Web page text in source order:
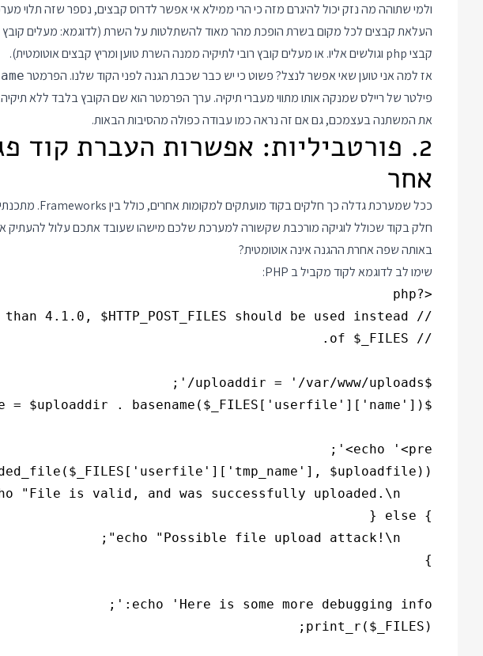
ולמי שתוהה מה נזק יכול להיגרם מזה כי הרי ממילא אי אפשר לדרוס קבצים, נספר שזה תלוי
קבצי php וגולשים אליו. או מעלים קובץ רובי לתיקיה ממנה השרת טוען ומריץ קבצים אוטומטית).
אז למה אני טוען שאי אפשר לנצל? פשוט כי יש כבר שכבת הגנה לפני הקוד שלנו. הפרמטר
פילטר של ריילס שמנקה אותו מתווי מעברי תיקיה. ערך הפרמטר הוא שם הקובץ בלבד ללא
את המשתנה בעצמכם, גם אם זה נראה כמו עבודה כפולה מהסיבות הבאות.
2. פורטביליות: אפשרות העברת קוד
אחר
חלק בקוד שכולל לוגיקה מורכבת שקשורה למערכת שלכם מישהו שעובד אתכם עלול
באותה שפה אחרת ההגנה אינה אוטומטית?
שימו לב לדוגמא לקוד מקביל ב PHP: